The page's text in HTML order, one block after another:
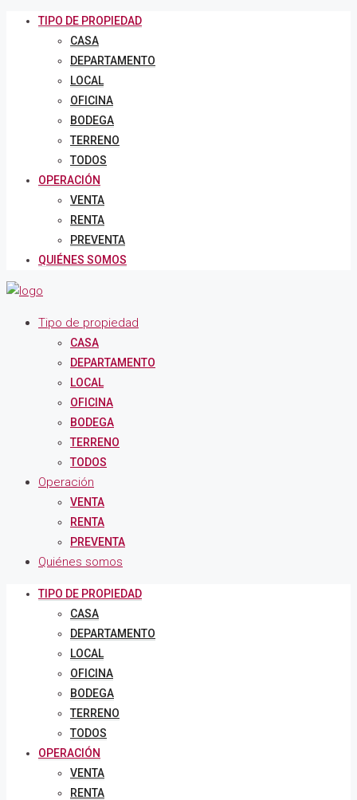
TIPO DE PROPIEDAD
CASA
DEPARTAMENTO
LOCAL
OFICINA
BODEGA
TERRENO
TODOS
OPERACIÓN
VENTA
RENTA
PREVENTA
QUIÉNES SOMOS
Tipo de propiedad
CASA
DEPARTAMENTO
LOCAL
OFICINA
BODEGA
TERRENO
TODOS
Operación
VENTA
RENTA
PREVENTA
Quiénes somos
TIPO DE PROPIEDAD
CASA
DEPARTAMENTO
LOCAL
OFICINA
BODEGA
TERRENO
TODOS
OPERACIÓN
VENTA
RENTA